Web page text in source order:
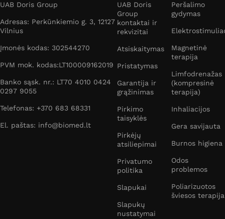
UAB Doris Group
Adresas: Perkūnkiemio g. 3, 12127
Vilnius
Įmonės kodas: 302544270
PVM mok. kodas:LT100009162019
Banko sąsk. nr.: LT70 4010 0424
0297 9055
Telefonas: +370 683 68331
El. paštas: info@biomed.lt
UAB Doris
Group
kontaktai ir
rekvizitai
Atsiskaitymas
Pristatymas
Garantija ir
grąžinimas
Pirkimo
taisyklės
Pirkėjų
atsiliepimai
Privatumo
politika
Slapukai
Slapukų
nustatymai
Peršalimo
gydymas
Magnetinė
terapija
Limfodrenažas
(kompresinė
terapija)
Inhaliacijos
Gera savijauta
Burnos higiena
Odos
problemos
Poliarizuotos
šviesos terapija